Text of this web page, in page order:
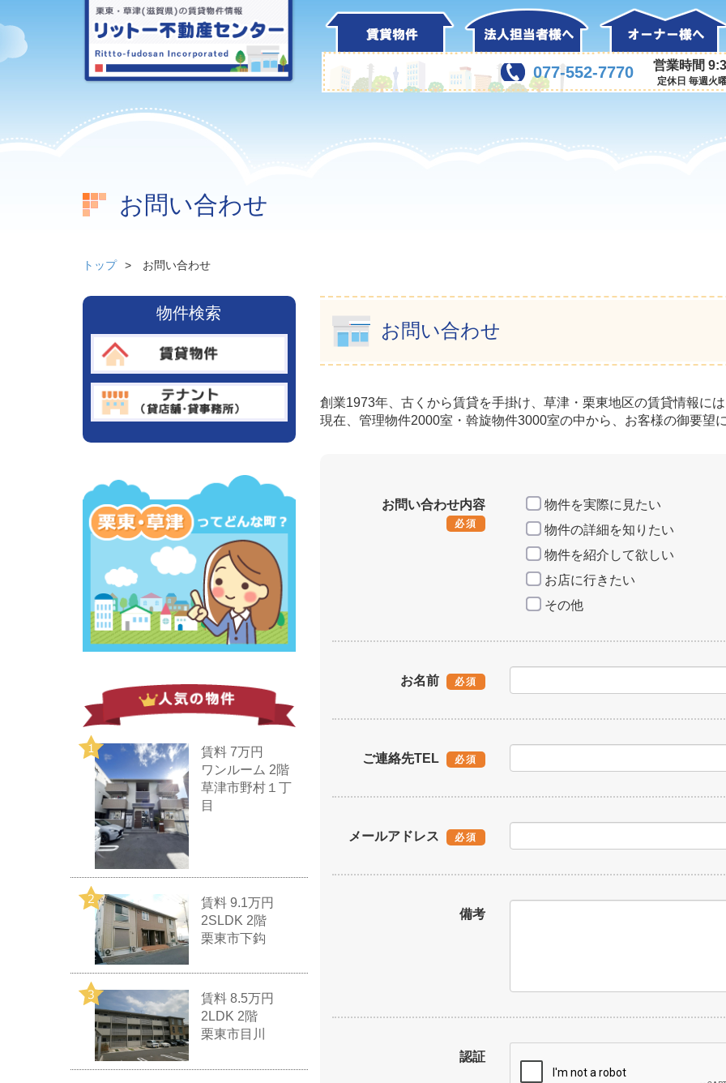
077-552-7770 営業時間
定休日 毎週火
お問い合わせ
トップ お問い合わせ
物件検索
賃料7万円
ワンルーム 2階
草津市野村１丁
目
賃料9.1万円
2SLDK 2階
栗東市下鈎
賃料8.5万円
2LDK 2階
栗東市目川
お問い合わせ
創業1973年、古くから賃貸を手掛け、草津・栗東地区の賃貸情報には
現在、管理物件2000室・斡旋物件3000室の中から、お客様の御要望
お問い合わせ内容
必須
物件を実際に見たい
物件の詳細を知りたい
物件を紹介して欲しい
お店に行きたい
その他
お名前 必須
ご連絡先TEL 必須
メールアドレス 必須
備考
認証